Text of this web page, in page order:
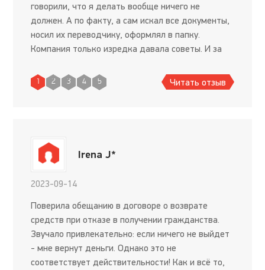
говорили, что я делать вообще ничего не
должен. А по факту, а сам искал все документы,
носил их переводчику, оформлял в папку.
Компания только изредка давала советы. И за
отказались, сослались на то, ч
1 2 3 4 5 Читать отзыв
Irena J*
2023-09-14
Поверила обещанию в договоре о возврате
средств при отказе в получении гражданства.
Звучало привлекательно: если ничего не выйдет
- мне вернут деньги. Однако это не
соответствует действительности! Как и всё то,